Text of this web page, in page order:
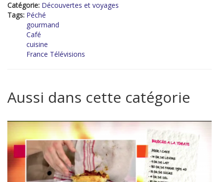
Catégorie: Découvertes et voyages
Tags: Péché
gourmand
Café
cuisine
France Télévisions
Aussi dans cette catégorie